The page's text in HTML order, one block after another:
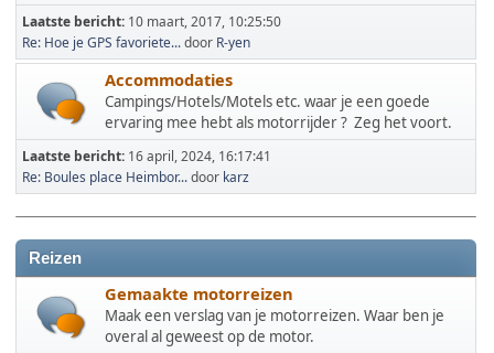
Laatste bericht: 10 maart, 2017, 10:25:50
Re: Hoe je GPS favoriete...door R-yen
Accommodaties
Campings/Hotels/Motels etc. waar je een goede
ervaring mee hebt als motorrijder ? Zeg het voort.
Laatste bericht: 16 april, 2024, 16:17:41
Re: Boules place Heimbor...door karz
Reizen
Gemaakte motorreizen
Maak een verslag van je motorreizen. Waar ben je
overal al geweest op de motor.